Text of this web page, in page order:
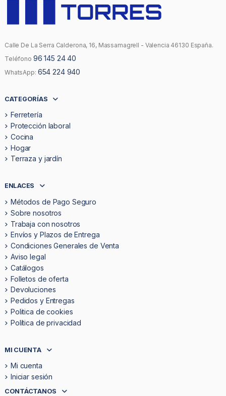
Calle De La Serra Calderona, 16, Massamagrell - Valencia 46130 España.
Teléfono 96 145 24 40
WhatsApp: 654 224 940
CATEGORÍAS
Ferretería
Protección laboral
Cocina
Hogar
Terraza y jardín
ENLACES
Métodos de Pago Seguro
Sobre nosotros
Trabaja con nosotros
Envíos y Plazos de Entrega
Condiciones Generales de Venta
Aviso legal
Catálogos
Folletos de oferta
Devoluciones
Pedidos y Entregas
Politica de cookies
Política de privacidad
MI CUENTA
Mi cuenta
Iniciar sesión
CONTÁCTANOS